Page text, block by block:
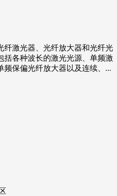
纤激光器、光纤放大器和光纤光
括各种波长的激光光源、单频激
频保偏光纤放大器以及连续、...